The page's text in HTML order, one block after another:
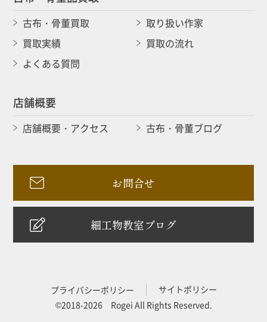
古布・骨董買取
取り扱い作家
買取実績
買取の流れ
よくある質問
店舗概要
店舗概要・アクセス 古布・骨董ブログ
お問合せ
細工物教室ブログ
プライバシーポリシー
サイトポリシー
©2018-2026 Rogei All Rights Reserved.